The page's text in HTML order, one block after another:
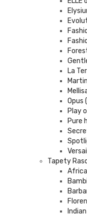
La
Opus
Play
Pure
Tapety